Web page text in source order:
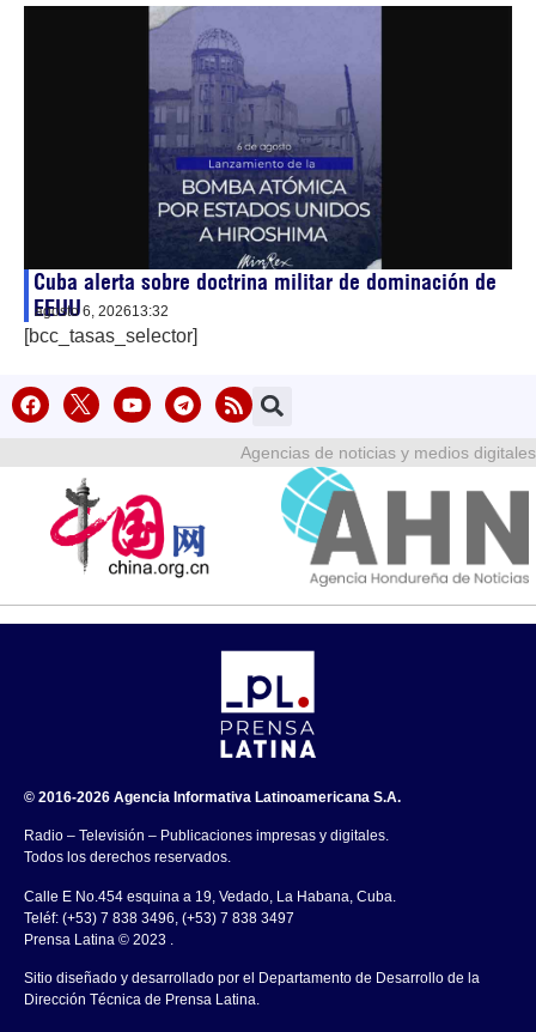
Cuba alerta sobre doctrina militar de dominación de
EEUU
agosto 6, 202613:32
[bcc_tasas_selector]
Agencias de noticias y medios digitales
© 2016-2026 Agencia Informativa Latinoamericana S.A.
Radio – Televisión – Publicaciones impresas y digitales.
Todos los derechos reservados.
Calle E No.454 esquina a 19, Vedado, La Habana, Cuba.
Teléf: (+53) 7 838 3496, (+53) 7 838 3497
Prensa Latina © 2023 .
Sitio diseñado y desarrollado por el Departamento de Desarrollo de la
Dirección Técnica de Prensa Latina.